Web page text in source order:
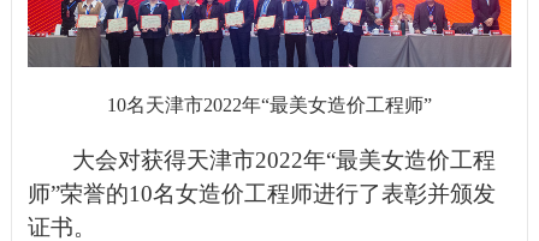
10名天津市2022年“最美女造价工程师”
大会对获得天津市2022年“最美女造价工程
师”荣誉的10名女造价工程师进行了表彰并颁发
证书。